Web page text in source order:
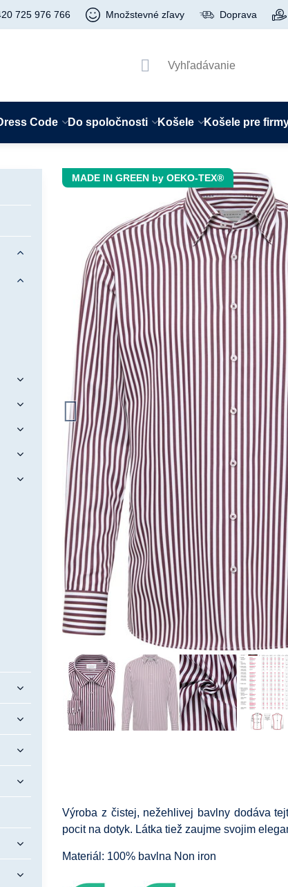
725 976 766 Množstevné zľavy Doprava
Code Do spoločnosti Košele Košele pre
MADE IN GREEN by OEKO-TEX®
Výroba z čistej, nežehlivej bavlny dodáva
pocit na dotyk. Látka tiež zaujme svojim
Materiál: 100% bavlna Non iron